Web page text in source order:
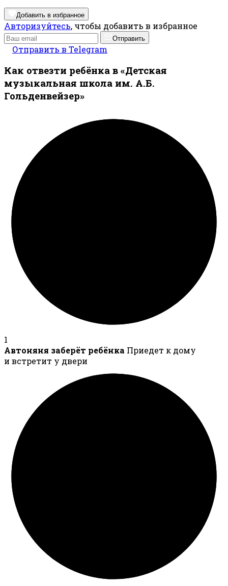
Добавить в избранное
Авторизуйтесь, чтобы добавить в избранное
Отправить
Отправить в Telegram
Как отвезти ребёнка в «Детская
музыкальная школа им. А.Б.
Гольденвейзер»
1
Автоняня заберёт ребёнка Приедет к дому
и встретит у двери